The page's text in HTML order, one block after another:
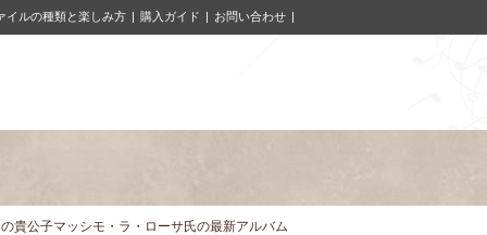
お問い合わせ
購入ガイド
イルの種類と楽しみ方
貴公子マッシモ・ラ・ローサ氏の最新アルバム